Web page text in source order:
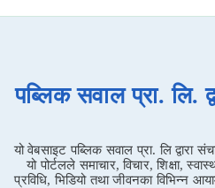
पब्लिक सवाल प्रा.
यो वेबसाइट पब्लिक सवाल प्रा. लि द्वारा
यो पोर्टलले समाचार, विचार, शिक्षा,
प्रविधि, भिडियो तथा जीवनका विभिन्न